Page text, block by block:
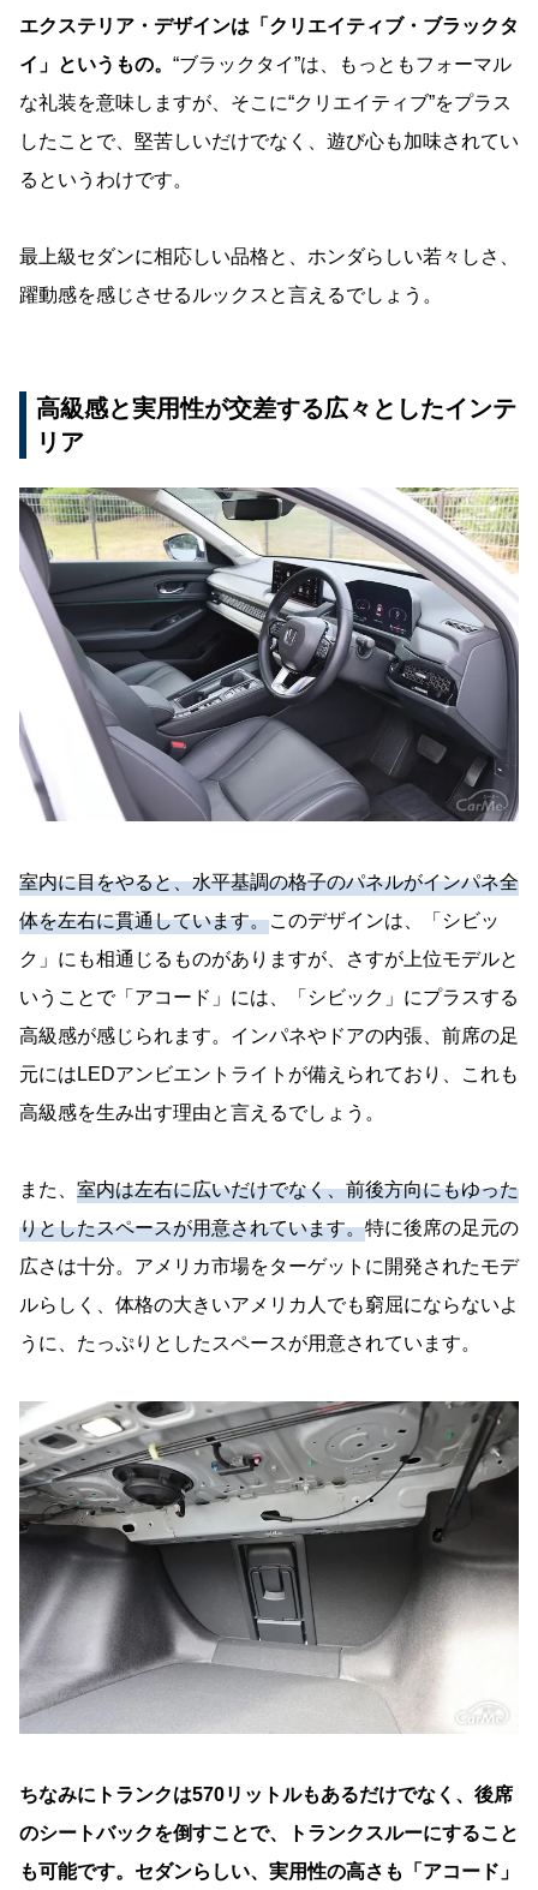
エクステリア・デザインは「クリエイティブ・ブラックタ
イ」というもの。 “ブラックタイ”は、もっともフォーマル
な礼装を意味しますが、そこに“クリエイティブ”をプラス
したことで、堅苦しいだけでなく、遊び心も加味されてい
るというわけです。
最上級セダンに相応しい品格と、ホンダらしい若々しさ、
躍動感を感じさせるルックスと言えるでしょう。
高級感と実用性が交差する広々としたインテ
リア
室内に目をやると、水平基調の格子のパネルがインパネ全
体を左右に貫通しています。このデザインは、「シビッ
ク」にも相通じるものがありますが、さすが上位モデルと
いうことで「アコード」には、「シビック」にプラスする
高級感が感じられます。インパネやドアの内張、前席の足
元にはLEDアンビエントライトが備えられており、これも
高級感を生み出す理由と言えるでしょう。
また、 室内は左右に広いだけでなく、前後方向にもゆった
りとしたスペースが用意されています。特に後席の足元の
広さは十分。アメリカ市場をターゲットに開発されたモデ
ルらしく、体格の大きいアメリカ人でも窮屈にならないよ
うに、たっぷりとしたスペースが用意されています。
ちなみにトランクは570リットルもあるだけでなく、後席
のシートバックを倒すことで、トランクスルーにすること
も可能です。セダンらしい、実用性の高さも「アコード」